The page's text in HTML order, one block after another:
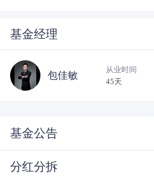
基金经理
包佳敏
从业时间
45天
基金公告
分红分拆